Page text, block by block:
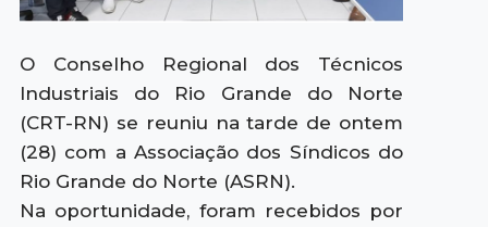
O Conselho Regional dos Técnicos
Industriais do Rio Grande do Norte
(CRT-RN) se reuniu na tarde de ontem
(28) com a Associação dos Síndicos do
Rio Grande do Norte (ASRN).
Na oportunidade, foram recebidos por